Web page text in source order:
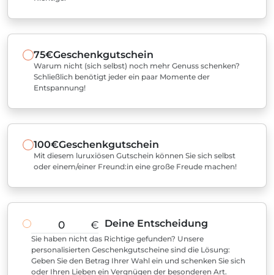
75€Geschenkgutschein
Warum nicht (sich selbst) noch mehr Genuss schenken?
Schließlich benötigt jeder ein paar Momente der
Entspannung!
100€Geschenkgutschein
Mit diesem luruxiösen Gutschein können Sie sich selbst
oder einem/einer Freund:in eine große Freude machen!
€ Deine Entscheidung
Sie haben nicht das Richtige gefunden? Unsere
personalisierten Geschenkgutscheine sind die Lösung:
Geben Sie den Betrag Ihrer Wahl ein und schenken Sie sich
oder Ihren Lieben ein Vergnügen der besonderen Art.